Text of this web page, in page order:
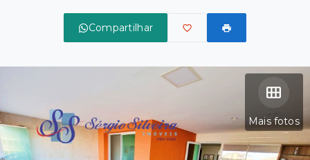
Compartilhar
Mais fotos